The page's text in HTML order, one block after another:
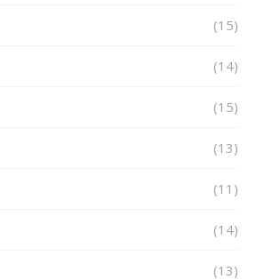
(15)
(14)
(15)
(13)
(11)
(14)
(13)